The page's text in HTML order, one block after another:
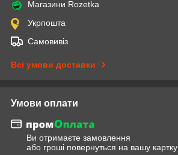
Магазини Rozetka
Укрпошта
Самовивіз
Всі умови доставки
Умови оплати
Ви отримаєте замовлення
або гроші повернуться на вашу картку